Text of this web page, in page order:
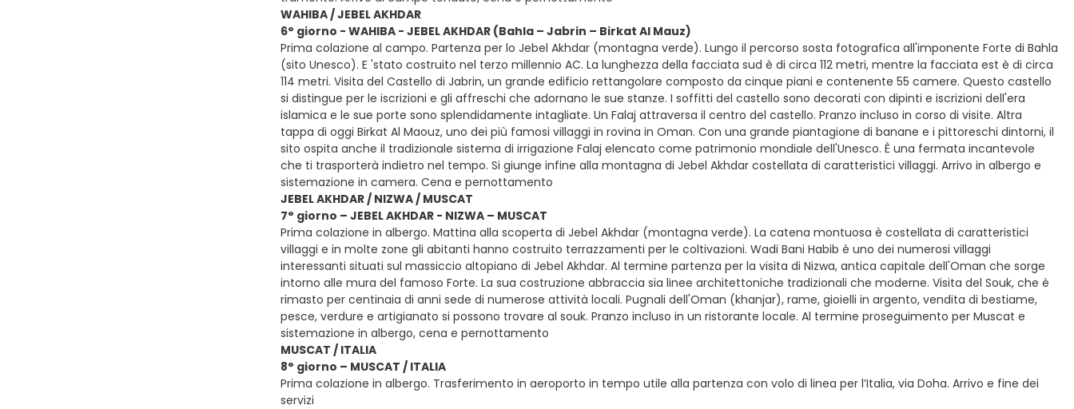
WAHIBA / JEBEL AKHDAR
6° giorno - WAHIBA - JEBEL AKHDAR (Bahla – Jabrin – Birkat Al Mauz)
Prima colazione al campo. Partenza per lo Jebel Akhdar (montagna verde). Lungo il percorso sosta fotografica all'imponente Forte di Bahla
(sito Unesco). E 'stato costruito nel terzo millennio AC. La lunghezza della facciata sud è di circa 112 metri, mentre la facciata est è di circa
114 metri. Visita del Castello di Jabrin, un grande edificio rettangolare composto da cinque piani e contenente 55 camere. Questo castello
si distingue per le iscrizioni e gli affreschi che adornano le sue stanze. I soffitti del castello sono decorati con dipinti e iscrizioni dell'era
islamica e le sue porte sono splendidamente intagliate. Un Falaj attraversa il centro del castello. Pranzo incluso in corso di visite. Altra
tappa di oggi Birkat Al Maouz, uno dei più famosi villaggi in rovina in Oman. Con una grande piantagione di banane e i pittoreschi dintorni, il
sito ospita anche il tradizionale sistema di irrigazione Falaj elencato come patrimonio mondiale dell'Unesco. È una fermata incantevole
che ti trasporterà indietro nel tempo. Si giunge infine alla montagna di Jebel Akhdar costellata di caratteristici villaggi. Arrivo in albergo e
sistemazione in camera. Cena e pernottamento
JEBEL AKHDAR / NIZWA / MUSCAT
7° giorno – JEBEL AKHDAR - NIZWA – MUSCAT
Prima colazione in albergo. Mattina alla scoperta di Jebel Akhdar (montagna verde). La catena montuosa è costellata di caratteristici
villaggi e in molte zone gli abitanti hanno costruito terrazzamenti per le coltivazioni. Wadi Bani Habib è uno dei numerosi villaggi
interessanti situati sul massiccio altopiano di Jebel Akhdar. Al termine partenza per la visita di Nizwa, antica capitale dell'Oman che sorge
intorno alle mura del famoso Forte. La sua costruzione abbraccia sia linee architettoniche tradizionali che moderne. Visita del Souk, che è
rimasto per centinaia di anni sede di numerose attività locali. Pugnali dell'Oman (khanjar), rame, gioielli in argento, vendita di bestiame,
pesce, verdure e artigianato si possono trovare al souk. Pranzo incluso in un ristorante locale. Al termine proseguimento per Muscat e
sistemazione in albergo, cena e pernottamento
MUSCAT / ITALIA
8° giorno – MUSCAT / ITALIA
Prima colazione in albergo. Trasferimento in aeroporto in tempo utile alla partenza con volo di linea per l’Italia, via Doha. Arrivo e fine dei
servizi